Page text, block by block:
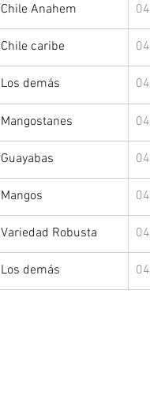
Chile Anahem
Chile caribe
Los demás
Mangostanes
Guayabas
Mangos
Variedad Robusta
Los demás